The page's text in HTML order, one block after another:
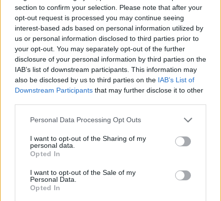
section to confirm your selection. Please note that after your
opt-out request is processed you may continue seeing
interest-based ads based on personal information utilized by
us or personal information disclosed to third parties prior to
your opt-out. You may separately opt-out of the further
disclosure of your personal information by third parties on the
IAB’s list of downstream participants. This information may
also be disclosed by us to third parties on the IAB’s List of
Downstream Participants that may further disclose it to other
Personal Data Processing Opt Outs
I want to opt-out of the Sharing of my
personal data.
Opted In
I want to opt-out of the Sale of my
Personal Data.
Opted In
Greve no Estabelecimento Prisional de Beja com adesão de
95%, segundo sindicato
Os guardas do Estabelecimento Prisional (EP) de Beja começaram
hoje uma greve total, com...
16 Dezembro, 2025 - 17:38
Sindicato XXI cancela greve no Terminal de Contentores do